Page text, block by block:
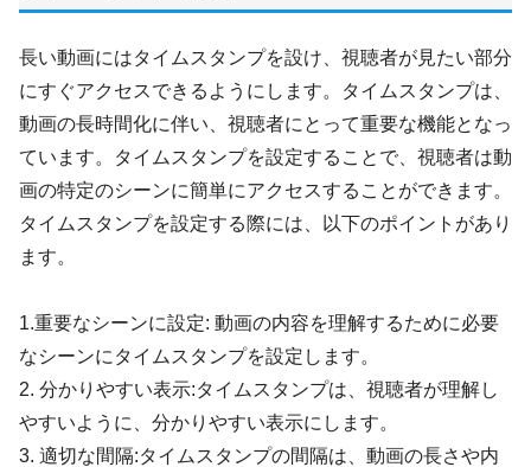
長い動画にはタイムスタンプを設け、視聴者が見たい部分
にすぐアクセスできるようにします。タイムスタンプは、
動画の長時間化に伴い、視聴者にとって重要な機能となっ
ています。タイムスタンプを設定することで、視聴者は動
画の特定のシーンに簡単にアクセスすることができます。
タイムスタンプを設定する際には、以下のポイントがあり
ます。
1.重要なシーンに設定: 動画の内容を理解するために必要
なシーンにタイムスタンプを設定します。
2. 分かりやすい表示:タイムスタンプは、視聴者が理解し
やすいように、分かりやすい表示にします。
3. 適切な間隔:タイムスタンプの間隔は、動画の長さや内